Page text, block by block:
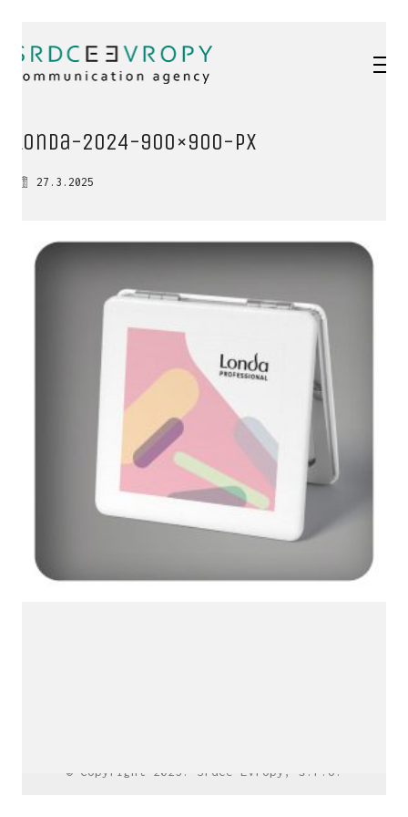
Londa-2024-900×900-px
27.3.2025
© Copyright 2025. Srdce Evropy, s.r.o.